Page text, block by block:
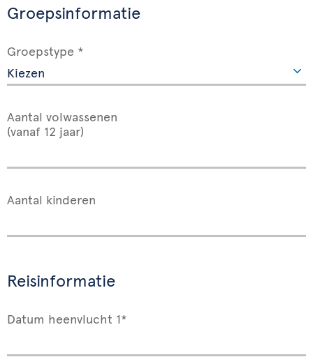
Groepsinformatie
Groepstype *
Aantal volwassenen
(vanaf 12 jaar)
Aantal kinderen
Reisinformatie
Datum heenvlucht 1*